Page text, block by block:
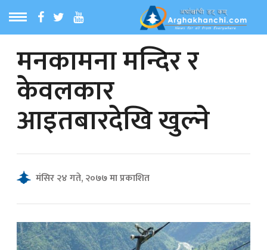
MENU
समाचार
मनकामना मन्दिर र
केवलकार
आइतबारदेखि खुल्ने
मंसिर २४ गते, २०७७ मा प्रकाशित